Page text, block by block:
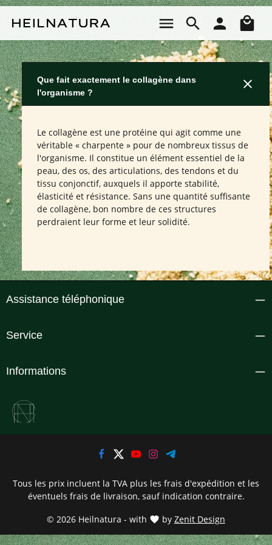
Que fait exactement le collagène dans
l'organisme ?
Le collagène est une protéine qui agit comme une
véritable « charpente » pour de nombreux tissus de
l'organisme. Il constitue un élément essentiel de la
peau, des os, des articulations, des tendons et du
tissu conjonctif, auxquels il apporte stabilité,
élasticité et résistance. Sans une quantité suffisante
de collagène, bon nombre de ces structures
perdraient leur forme et leur solidité.
Assistance téléphonique
Service
Informations
© 2026 Heilnatura - with by Zenit Design
Tous les prix incluent la TVA plus les frais d'expédition et les
éventuels frais de livraison, sauf indication contraire.